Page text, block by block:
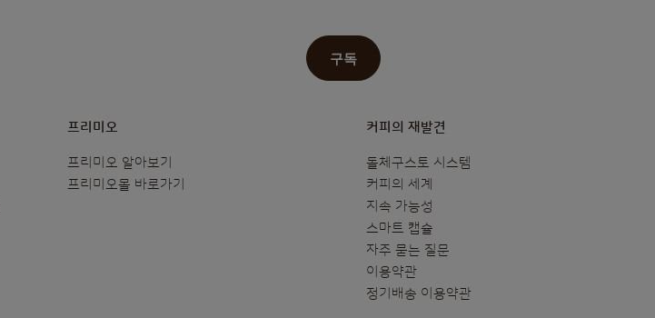
구독
프리미오
프리미오 알아보기
프리미오몰 바로가기
커피의 재발견
돌체구스토 시스템
커피의 세계
지속 가능성
스마트 캡슐
자주 묻는 질문
이용약관
정기배송 이용약관